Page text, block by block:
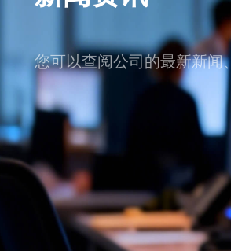
您可以查阅公司的最新新闻